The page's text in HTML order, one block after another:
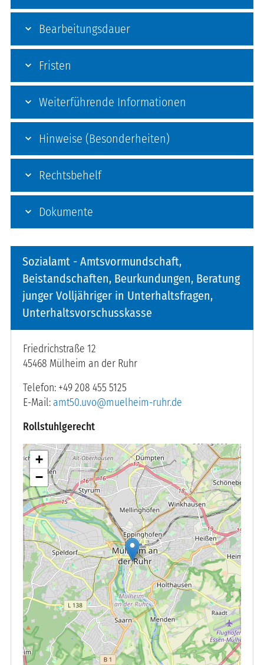
Bearbeitungsdauer
Fristen
Weiterführende Informationen
Hinweise (Besonderheiten)
Rechtsbehelf
Dokumente
Sozialamt - Amtsvormundschaft,
Beistandschaften, Beurkundungen, Beratung
junger Volljähriger in Unterhaltsfragen,
Unterhaltsvorschusskasse
Friedrichstraße 12
45468 Mülheim an der Ruhr
Telefon +49 208 455 5125
E-Mail amt50.uvo@muelheim-ruhr.de
Rollstuhlgerecht
+
−